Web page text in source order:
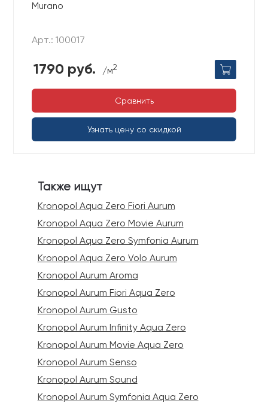
Murano
Арт.: 100017
1790 руб. /м2
Сравнить
Узнать цену со скидкой
Также ищут
Kronopol Aqua Zero Fiori Aurum
Kronopol Aqua Zero Movie Aurum
Kronopol Aqua Zero Symfonia Aurum
Kronopol Aqua Zero Volo Aurum
Kronopol Aurum Aroma
Kronopol Aurum Fiori Aqua Zero
Kronopol Aurum Gusto
Kronopol Aurum Infinity Aqua Zero
Kronopol Aurum Movie Aqua Zero
Kronopol Aurum Senso
Kronopol Aurum Sound
Kronopol Aurum Symfonia Aqua Zero